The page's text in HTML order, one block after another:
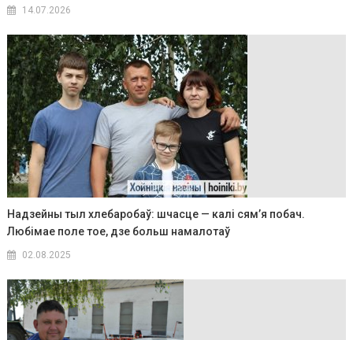
14.07.2026
Надзейны тыл хлебаробаў: шчасце — калі сям’я побач.
Любімае поле тое, дзе больш намалотаў
02.08.2025